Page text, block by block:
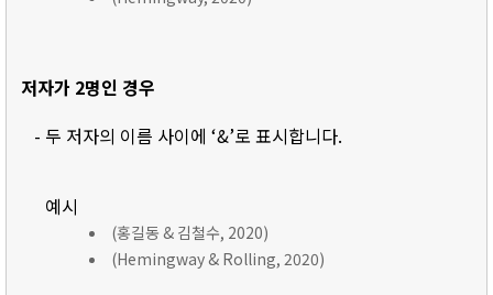
저자가 2명인 경우
- 두 저자의 이름 사이에 ‘&’로 표시합니다.
예시
(홍길동 & 김철수, 2020)
(Hemingway & Rolling, 2020)